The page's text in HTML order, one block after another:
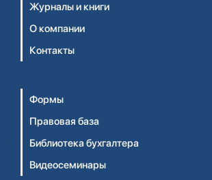
Журналы и книги
О компании
Контакты
Формы
Правовая база
Библиотека бухгалтера
Видеосеминары